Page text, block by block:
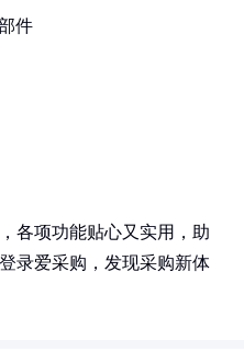
件
各项功能贴心又实用，助
录爱采购，发现采购新体